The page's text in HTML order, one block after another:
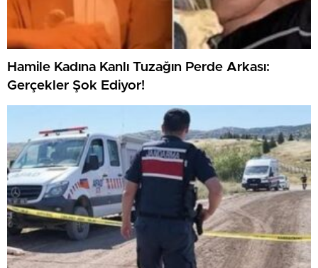
Hamile Kadına Kanlı Tuzağın Perde Arkası:
Gerçekler Şok Ediyor!